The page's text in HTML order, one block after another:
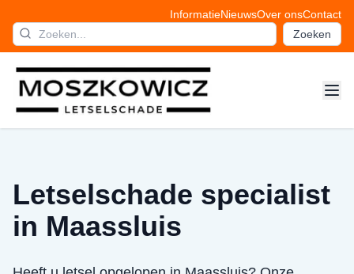
InformatieNieuwsOver onsContact
Zoeken
Letselschade specialist
in Maassluis